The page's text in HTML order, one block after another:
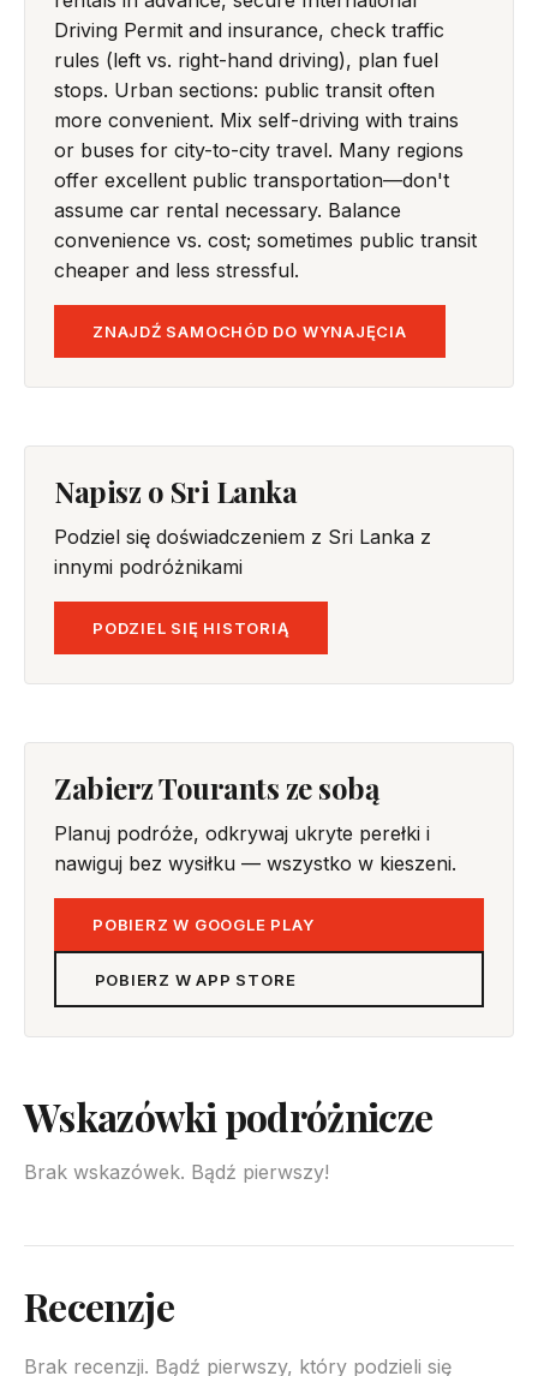
Driving Permit and insurance, check traffic
rules (left vs. right-hand driving), plan fuel
stops. Urban sections: public transit often
more convenient. Mix self-driving with trains
or buses for city-to-city travel. Many regions
offer excellent public transportation—don't
assume car rental necessary. Balance
convenience vs. cost; sometimes public transit
cheaper and less stressful.
ZNAJDŹ SAMOCHÓD DO WYNAJĘCIA
Napisz o Sri Lanka
Podziel się doświadczeniem z Sri Lanka z
innymi podróżnikami
PODZIEL SIĘ HISTORIĄ
Zabierz Tourants ze sobą
Planuj podróże, odkrywaj ukryte perełki i
nawiguj bez wysiłku — wszystko w kieszeni.
POBIERZ W GOOGLE PLAY
POBIERZ W APP STORE
Wskazówki podróżnicze
Brak wskazówek. Bądź pierwszy!
Recenzje
Brak recenzji. Bądź pierwszy, który podzieli się